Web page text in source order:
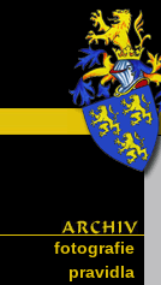
fotografie
pravidla